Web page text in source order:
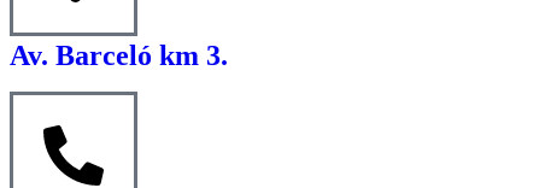
Av. Barceló km 3.